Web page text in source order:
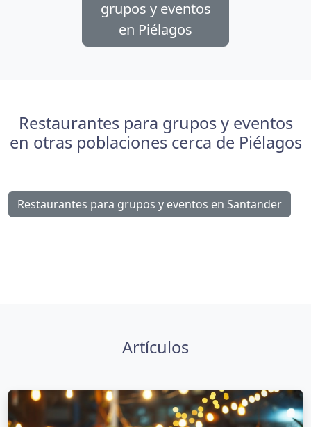
grupos y eventos
en Piélagos
Restaurantes para grupos y eventos
en otras poblaciones cerca de Piélagos
Restaurantes para grupos y eventos en Santander
Artículos